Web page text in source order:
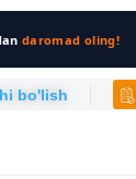
daromad oling!
bo'lish